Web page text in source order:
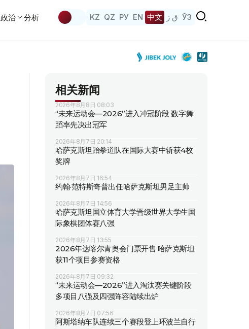
政治 分析 KZ QZ РУ EN 中文 ق ز ЎЗ
相关新闻
2026年8月8日 08:03
“未来运动会—2026”进入冲冠阶段 数字舞
蹈率先决出冠军
2026年8月7日 20:14
哈萨克斯坦跆拳道队在国际大赛中斩获4枚
奖牌
2026年8月7日 16:54
约翰·范特斯奇普出任哈萨克斯坦男足主帅
2026年8月7日 14:56
哈萨克斯坦国立体育大学晋级世界大学生国
际象棋团体赛八强
2026年8月7日 13:55
2026年达喀尔青奥会门票开售 哈萨克斯坦
获11个项目参赛资格
2026年8月7日 09:32
“未来运动会—2026”进入淘汰赛关键阶段
多项目八强及四强阵容陆续出炉
2026年8月7日 07:56
阿斯塔纳车队连续三个赛段登上环波兰自行